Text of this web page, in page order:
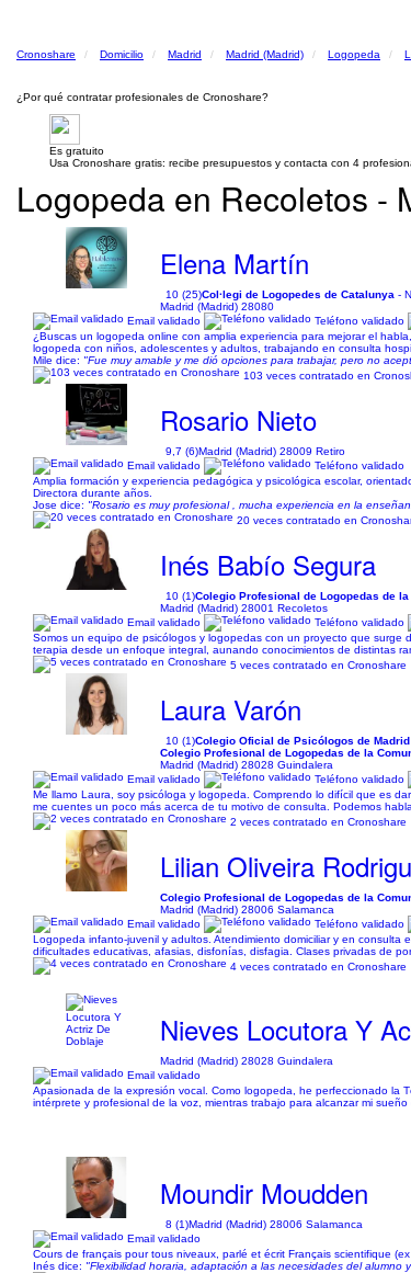
Cronoshare Domicilio Madrid Madrid (Madrid) Logopeda
¿Por qué contratar profesionales de Cronoshare?
Es gratuito
Usa Cronoshare gratis: recibe presupuestos y contacta con 4
Logopeda en Recoletos -
Elena Martín
10 (25)Col·legi de Logopedes de Catalunya -
Madrid (Madrid) 28080
Email validado
Teléfono validado
¿Buscas un logopeda online con amplia experiencia para mejorar el
logopeda con niños, adolescentes y adultos, trabajando en consulta
Mile dice: "Fue muy amable y me dió opciones para trabajar, pero no
103 veces contratado en
Rosario Nieto
9,7 (6)Madrid (Madrid) 28009 Retiro
Email validado
Teléfono validado
Amplia formación y experiencia pedagógica y psicológica escolar,
Directora durante años.
Jose dice: "Rosario es muy profesional , mucha experiencia en la
20 veces contratado en
Inés Babío Segura
10 (1)Colegio Profesional de Logopedas de
Madrid (Madrid) 28001 Recoletos
Email validado
Teléfono validado
Somos un equipo de psicólogos y logopedas con un proyecto que
terapia desde un enfoque integral, aunando conocimientos de distintas
5 veces contratado en Cronoshare
Laura Varón
10 (1)Colegio Oficial de Psicólogos de Madrid
Colegio Profesional de Logopedas de la
Madrid (Madrid) 28028 Guindalera
Email validado
Teléfono validado
Me llamo Laura, soy psicóloga y logopeda. Comprendo lo difícil que es
me cuentes un poco más acerca de tu motivo de consulta. Podemos
2 veces contratado en Cronoshare
Lilian Oliveira
Colegio Profesional de Logopedas de la
Madrid (Madrid) 28006 Salamanca
Email validado
Teléfono validado
Logopeda infanto-juvenil y adultos. Atendimiento domiciliar y en consulta
dificultades educativas, afasias, disfonías, disfagia. Clases privadas de
4 veces contratado en Cronoshare
Nieves Locutora Y
Madrid (Madrid) 28028 Guindalera
Email validado
Apasionada de la expresión vocal. Como logopeda, he perfeccionado la
intérprete y profesional de la voz, mientras trabajo para alcanzar mi
Moundir Moudden
8 (1)Madrid (Madrid) 28006 Salamanca
Email validado
Cours de français pour tous niveaux, parlé et écrit Français scientifique
Inés dice: "Flexibilidad horaria, adaptación a las necesidades del alumno